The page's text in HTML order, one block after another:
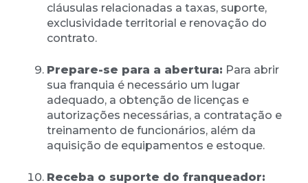
cláusulas relacionadas a taxas, suporte,
exclusividade territorial e renovação do
contrato.
Prepare-se para a abertura: Para abrir
sua franquia é necessário um lugar
adequado, a obtenção de licenças e
autorizações necessárias, a contratação e
treinamento de funcionários, além da
aquisição de equipamentos e estoque.
Receba o suporte do franqueador: